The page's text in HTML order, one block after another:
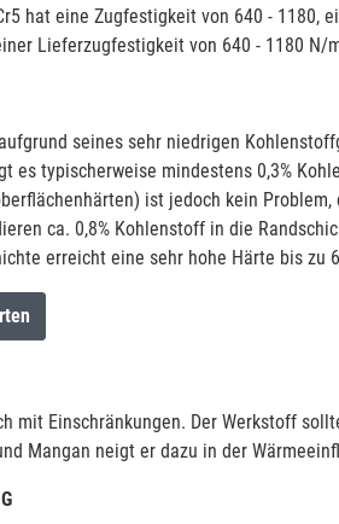
hat eine Zugfestigkeit von 640 - 1180,
Lieferzugfestigkeit von 640 - 1180 N/
seines sehr niedrigen
es typischerweise mindestens 0,3%
ist jedoch kein
ca. 0,8% Kohlenstoff in die
erreicht eine sehr hohe Härte bis zu
mit Einschränkungen. Der Werkstoff
Mangan neigt er dazu in der